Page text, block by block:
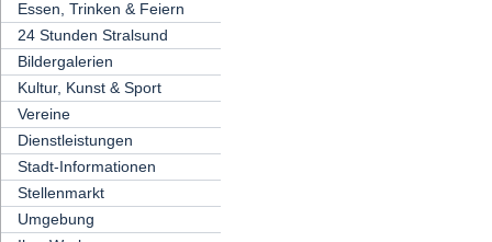
Essen, Trinken & Feiern
24 Stunden Stralsund
Bildergalerien
Kultur, Kunst & Sport
Vereine
Dienstleistungen
Stadt-Informationen
Stellenmarkt
Umgebung